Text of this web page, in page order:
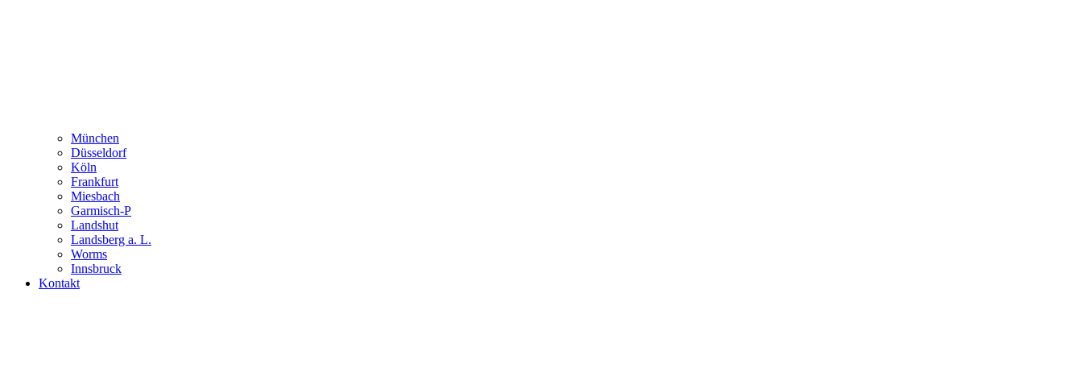
München
Düsseldorf
Köln
Frankfurt
Miesbach
Garmisch-P
Landshut
Landsberg a. L.
Worms
Innsbruck
Kontakt